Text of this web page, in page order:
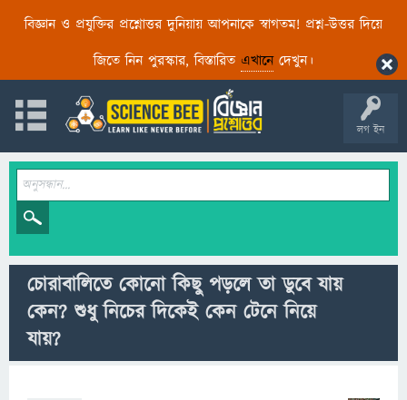
বিজ্ঞান ও প্রযুক্তির প্রশ্নোত্তর দুনিয়ায় আপনাকে স্বাগতম! প্রশ্ন-উত্তর দিয়ে
জিতে নিন পুরস্কার, বিস্তারিত এখানেদেখুন।
লগ ইন
চোরাবালিতে কোনো কিছু পড়লে তা ডুবে যায়
কেন? শুধু নিচের দিকেই কেন টেনে নিয়ে
যায়?